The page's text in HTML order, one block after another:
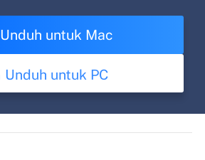
Unduh untuk Mac
Unduh untuk PC